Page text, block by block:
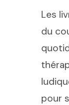
Les
du
pour